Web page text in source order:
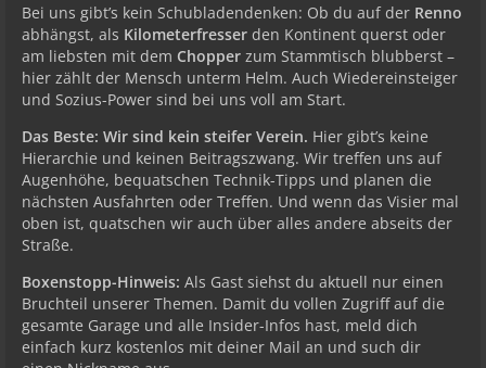
Bei uns gibt’s kein Schubladendenken: Ob du auf der Renno
abhängst, als Kilometerfresser den Kontinent querst oder
am liebsten mit dem Chopper zum Stammtisch blubberst –
hier zählt der Mensch unterm Helm. Auch Wiedereinsteiger
und Sozius-Power sind bei uns voll am Start.
Das Beste: Wir sind kein steifer Verein. Hier gibt’s keine
Hierarchie und keinen Beitragszwang. Wir treffen uns auf
Augenhöhe, bequatschen Technik-Tipps und planen die
nächsten Ausfahrten oder Treffen. Und wenn das Visier mal
oben ist, quatschen wir auch über alles andere abseits der
Straße.
Boxenstopp-Hinweis: Als Gast siehst du aktuell nur einen
Bruchteil unserer Themen. Damit du vollen Zugriff auf die
gesamte Garage und alle Insider-Infos hast, meld dich
einfach kurz kostenlos mit deiner Mail an und such dir